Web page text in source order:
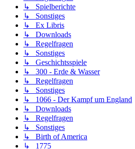
↳ Spielberichte
↳ Sonstiges
↳ Ex Libris
↳ Downloads
↳ Regelfragen
↳ Sonstiges
↳ Geschichtsspiele
↳ 300 - Erde & Wasser
↳ Regelfragen
↳ Sonstiges
↳ 1066 - Der Kampf um England
↳ Downloads
↳ Regelfragen
↳ Sonstiges
↳ Birth of America
↳ 1775